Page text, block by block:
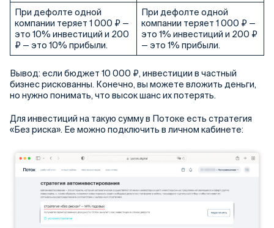
При дефолте одной
компании теряет 1 000 ₽ —
это 10% инвестиций и 200
₽ — это 10% прибыли.
При дефолте одной
компании теряет 1 000 ₽ —
это 1% инвестиций и 200 ₽
— это 1% прибыли.
Вывод: если бюджет 10 000 ₽, инвестиции в частный
бизнес рискованны. Конечно, вы можете вложить деньги,
но нужно понимать, что высок шанс их потерять.
Для инвестиций на такую сумму в Потоке есть стратегия
«Без риска». Ее можно подключить в личном кабинете: